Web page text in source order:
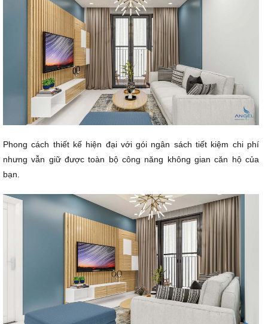
Phong cách thiết kế hiện đại với gói ngân sách tiết kiệm chi phí
nhưng vẫn giữ được toàn bộ công năng không gian căn hộ của
bạn.